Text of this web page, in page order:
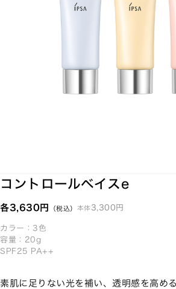
コントロールベイスe
各3,630円 （税込） 本体3,300円
カラー：3色
容量：20g
SPF25 PA++
素肌に足りない光を補い、透明感を高め